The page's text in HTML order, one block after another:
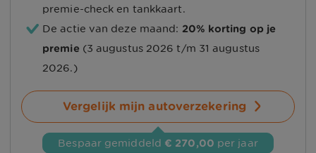
premie-check en tankkaart.
De actie van deze maand: 20% korting op je
premie (3 augustus 2026 t/m 31 augustus
2026.)
Vergelijk mijn autoverzekering
Bespaar gemiddeld € 270,00 per jaar